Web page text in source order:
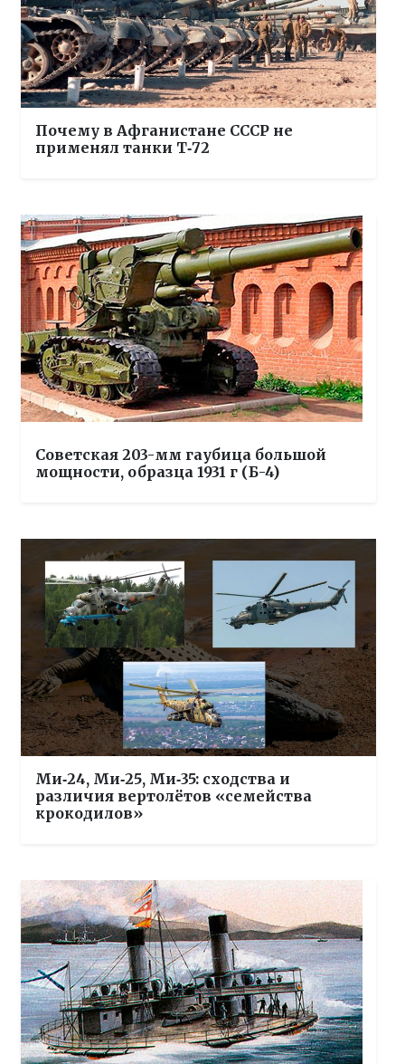
Почему в Афганистане СССР не
применял танки Т‑72
Советская 203-мм гаубица большой
мощности, образца 1931 г (Б-4)
Ми‑24, Ми‑25, Ми‑35: сходства и
различия вертолётов «семейства
крокодилов»